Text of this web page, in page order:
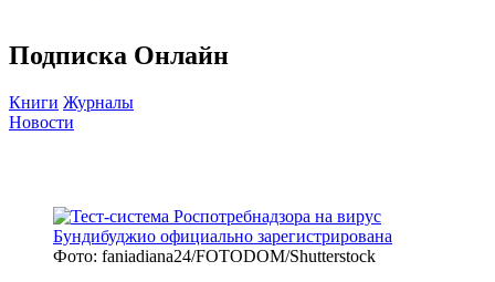
Подписка Онлайн
Книги Журналы
Новости
Фото: faniadiana24/FOTODOM/Shutterstock